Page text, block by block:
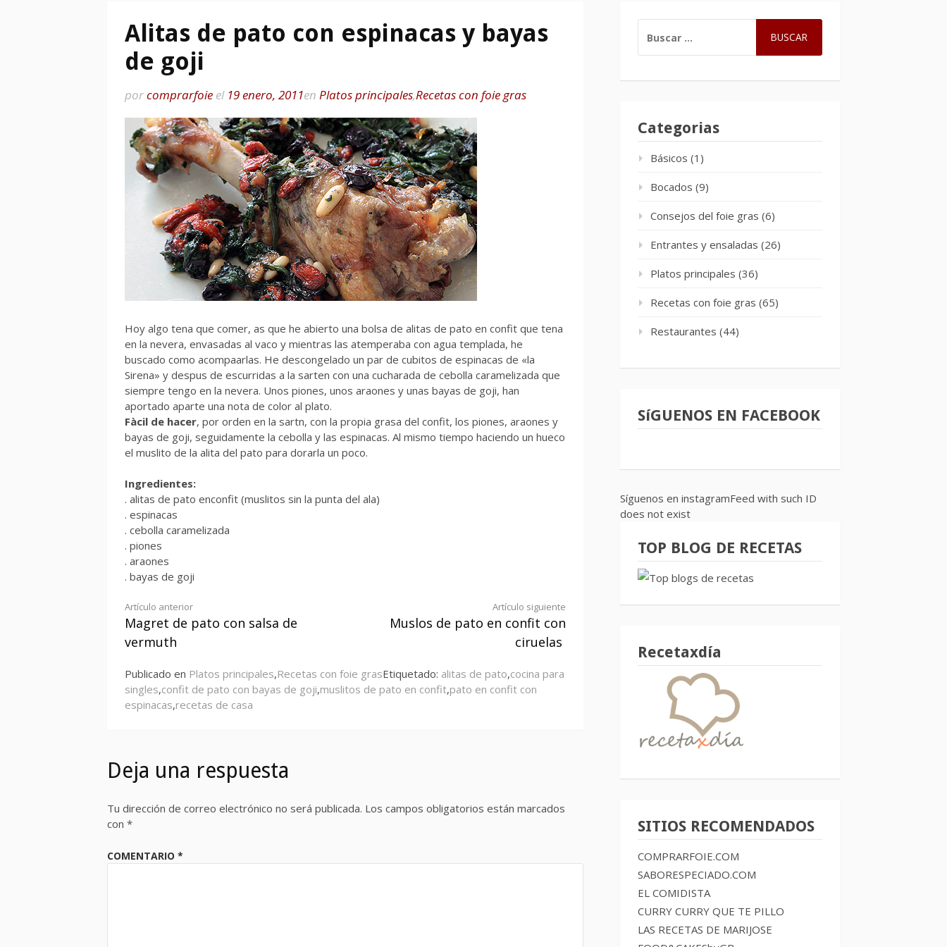
Alitas de pato con espinacas y bayas
de goji
porcomprarfoie el 19 enero, 2011en Platos principales,Recetas con foie gras
Hoy algo tena que comer, as que he abierto una bolsa de alitas de pato en confit que tena
en la nevera, envasadas al vaco y mientras las atemperaba con agua templada, he
buscado como acompaarlas. He descongelado un par de cubitos de espinacas de «la
Sirena» y despus de escurridas a la sarten con una cucharada de cebolla caramelizada que
siempre tengo en la nevera. Unos piones, unos araones y unas bayas de goji, han
aportado aparte una nota de color al plato.
Fàcil de hacer, por orden en la sartn, con la propia grasa del confit, los piones, araones y
bayas de goji, seguidamente la cebolla y las espinacas. Al mismo tiempo haciendo un hueco
el muslito de la alita del pato para dorarla un poco.
Ingredientes:
. alitas de pato enconfit (muslitos sin la punta del ala)
. espinacas
. cebolla caramelizada
. piones
. araones
. bayas de goji
Seguir
leyendo
Artículo anterior
Magret de pato con salsa de
vermuth
Artículo siguiente
Muslos de pato en confit con
ciruelas
Publicado en Platos principales,Recetas con foie grasEtiquetado: alitas de pato,cocina para
singles,confit de pato con bayas de goji,muslitos de pato en confit,pato en confit con
espinacas,recetas de casa
Deja una respuesta
Tu dirección de correo electrónico no será publicada. Los campos obligatorios están marcados
con *
COMENTARIO *
Categorias
Básicos (1)
Bocados (9)
Consejos del foie gras (6)
Entrantes y ensaladas (26)
Platos principales (36)
Recetas con foie gras (65)
Restaurantes (44)
SíGUENOS EN FACEBOOK
Síguenos en instagramFeed with such ID
does not exist
TOP BLOG DE RECETAS
Recetaxdía
SITIOS RECOMENDADOS
COMPRARFOIE.COM
SABORESPECIADO.COM
EL COMIDISTA
CURRY CURRY QUE TE PILLO
LAS RECETAS DE MARIJOSE